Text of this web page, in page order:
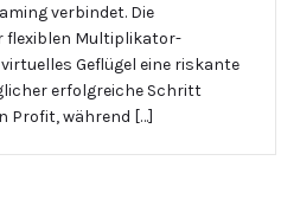
verbindet. Die
flexiblen Multiplikator-
Geflügel eine riskante
erfolgreiche Schritt
Profit, während […]